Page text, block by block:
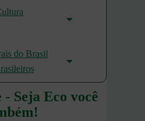
do Brasil
Seja Eco você